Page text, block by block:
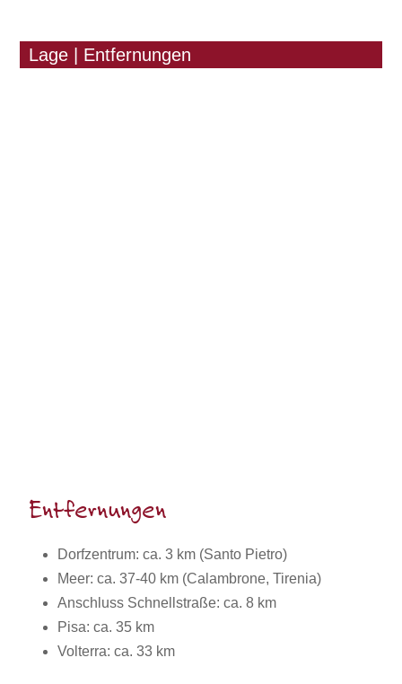
Lage | Entfernungen
Entfernungen
Dorfzentrum: ca. 3 km (Santo Pietro)
Meer: ca. 37-40 km (Calambrone, Tirenia)
Anschluss Schnellstraße: ca. 8 km
Pisa: ca. 35 km
Volterra: ca. 33 km